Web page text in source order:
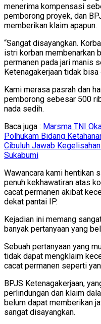
menerima kompensasi
pemborong proyek, dan
memberikan klaim apapun.
“Sangat disayangkan.
istri korban membenarkan
permanen pada jari manis
Ketenagakerjaan tidak bisa
Kami merasa pasrah dan
pemborong sebesar 500
nada sedih.
Baca juga : Marsma TNI
Polhukam Bidang
Cibuluh Jawab
Sukabumi
Wawancara kami hentikan
penuh kekhawatiran atas
cacat permanen akibat
dekat pantai IP.
Kejadian ini memang
banyak pertanyaan yang
Sebuah pertanyaan yang
tidak dapat mengklaim
cacat permanen seperti
BPJS Ketenagakerjaan,
perlindungan dan klaim
belum dapat memberikan
sangat disayangkan.